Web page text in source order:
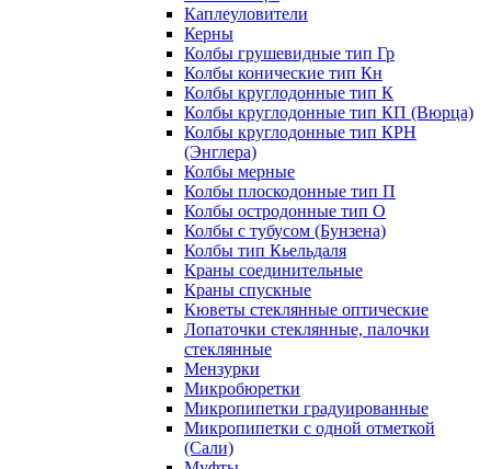
Каплеуловители
Керны
Колбы грушевидные тип Гр
Колбы конические тип Кн
Колбы круглодонные тип К
Колбы круглодонные тип КП (Вюрца)
Колбы круглодонные тип КРН
(Энглера)
Колбы мерные
Колбы плоскодонные тип П
Колбы остродонные тип О
Колбы с тубусом (Бунзена)
Колбы тип Кьельдаля
Краны соединительные
Краны спускные
Кюветы стеклянные оптические
Лопаточки стеклянные, палочки
стеклянные
Мензурки
Микробюретки
Микропипетки градуированные
Микропипетки с одной отметкой
(Сали)